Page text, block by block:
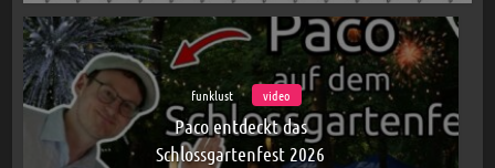
funklust video
Paco entdeckt das
Schlossgartenfest 2026